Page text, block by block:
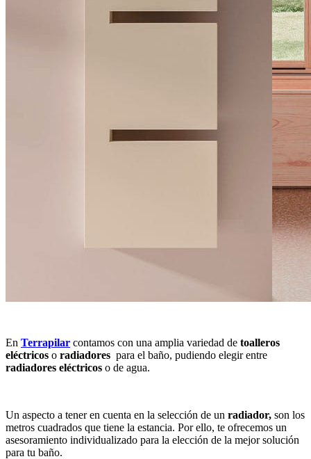
En Terrapilar contamos con una amplia variedad de toalleros
eléctricos o radiadores para el baño, pudiendo elegir entre
radiadores eléctricos o de agua.
Un aspecto a tener en cuenta en la selección de un radiador, son los
metros cuadrados que tiene la estancia. Por ello, te ofrecemos un
asesoramiento individualizado para la elección de la mejor solución
para tu baño.